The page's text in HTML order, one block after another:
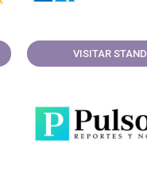
VISITAR STAND